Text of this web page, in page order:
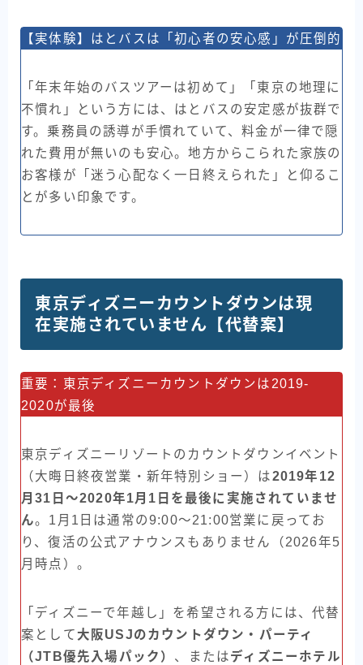
【実体験】はとバスは「初心者の安心感」が圧倒的
「年末年始のバスツアーは初めて」「東京の地理に
不慣れ」という方には、はとバスの安定感が抜群で
す。乗務員の誘導が手慣れていて、料金が一律で隠
れた費用が無いのも安心。地方からこられた家族の
お客様が「迷う心配なく一日終えられた」と仰るこ
とが多い印象です。
東京ディズニーカウントダウンは現
在実施されていません【代替案】
重要：東京ディズニーカウントダウンは2019-
2020が最後
東京ディズニーリゾートのカウントダウンイベント
（大晦日終夜営業・新年特別ショー）は2019年12
月31日〜2020年1月1日を最後に実施されていませ
ん。1月1日は通常の9:00〜21:00営業に戻ってお
り、復活の公式アナウンスもありません（2026年5
月時点）。
「ディズニーで年越し」を希望される方には、代替
案として大阪USJのカウントダウン・パーティ
（JTB優先入場パック） 、またはディズニーホテル